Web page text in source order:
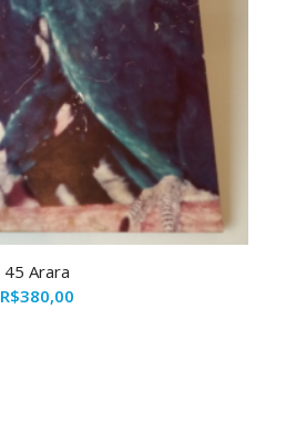
45 Arara
R$380,00